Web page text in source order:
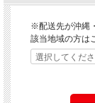
※配送先が沖縄
該当地域の方は